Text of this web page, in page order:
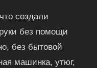
создали
без помощи
без бытовой
машинка, утюг,